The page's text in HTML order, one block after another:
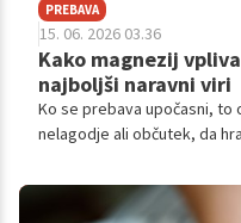
PREBAVA
15. 06. 2026 03.36
Kako magnezij
najboljši naravni viri
Ko se prebava upočasni,
nelagodje ali občutek, da
običajno iščemo v
pomislimo na pomemben